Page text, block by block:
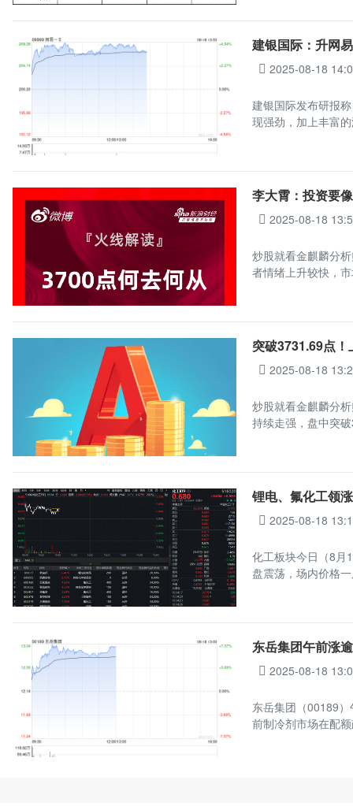
建银国际：升网
2025-08-18
建银国际发布研报
现强劲，加上丰富
李大霄：投资要
2025-08-18
炒股就看金麒麟分
者情绪上升较快，
突破3731.69点
2025-08-18
炒股就看金麒麟分
持续走强，盘中突
锂电、氟化工领
2025-08-18
化工板块今日（8月
盘震荡，场内价格
东岳集团午前涨
2025-08-18
东岳集团（00189
前制冷剂市场在配